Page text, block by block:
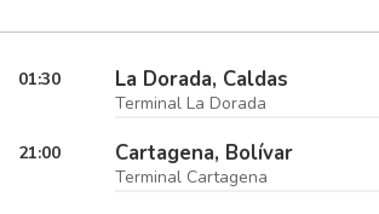
01:30 La Dorada, Caldas
Terminal La Dorada
21:00 Cartagena, Bolívar
Terminal Cartagena